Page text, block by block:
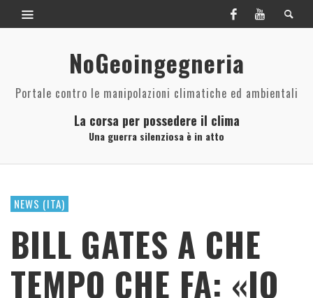
NoGeoingegneria
Portale contro le manipolazioni climatiche ed ambientali
La corsa per possedere il clima
Una guerra silenziosa è in atto
NEWS (ITA)
BILL GATES A CHE
TEMPO CHE FA: «IO